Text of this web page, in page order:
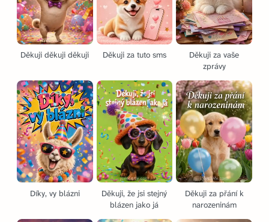
Děkuji děkuji děkuji Děkuji za tuto sms
Děkuji za vaše
zprávy
Díky, vy blázni
Děkuji, že jsi stejný
blázen jako já
Děkuji za přání k
narozeninám